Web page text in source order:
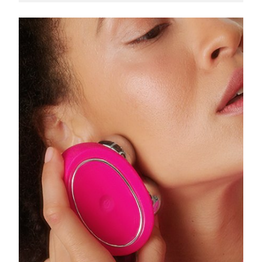
Polonya Tahmini teslim tarihi8/9/26
Portekiz Tahmini teslim tarihi8/8/26
Porto Riko Tahmini teslim tarihi 8/10/26
Katar
Reunion Tahmini teslim tarihi
Romanya Tahmini teslim tarihi8/8/26
Tahmini teslim tarihi
Suudi Arabistan Tahmini teslim tarihi
Singapur Tahmini teslim tarihi 8/10/26